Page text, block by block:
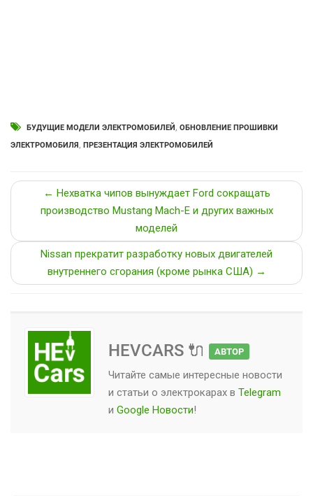
БУДУЩИЕ МОДЕЛИ ЭЛЕКТРОМОБИЛЕЙ, ОБНОВЛЕНИЕ ПРОШИВКИ
ЭЛЕКТРОМОБИЛЯ, ПРЕЗЕНТАЦИЯ ЭЛЕКТРОМОБИЛЕЙ
← Нехватка чипов вынуждает Ford сокращать
производство Mustang Mach-E и других важных
моделей
Nissan прекратит разработку новых двигателей
внутреннего сгорания (кроме рынка США) →
HEVCARS 🔌 АВТОР
Читайте самые интересные новости
и статьи о электрокарах в Telegram
и Google Новости!